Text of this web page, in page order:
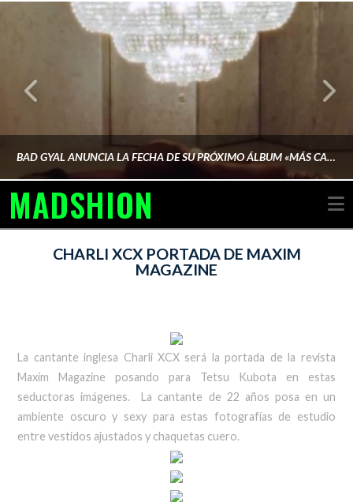
BAD GYAL ANUNCIA LA FECHA DE SU PRÓXIMO ÁLBUM «MÁS CARA»
MADSHION
CHARLI XCX PORTADA DE MAXIM
MAGAZINE
La cantante inglesa Charli XCX será la portada de la revista
Maxim Magazine posando para Tetsu Kubota en estas
seductoras imágenes. La cantante de 22 años posa en un
ambiente oscuro y sexy para estas fotografías de estudio
entre vestidos ajustados y chaquetas cuero.